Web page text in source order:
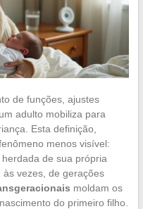
de funções, ajustes
adulto mobiliza para
Esta definição,
menos visível:
de sua própria
vezes, de gerações
moldam os
do primeiro filho.